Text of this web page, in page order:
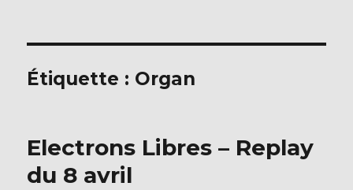
Étiquette : Organ
Electrons Libres – Replay
du 8 avril